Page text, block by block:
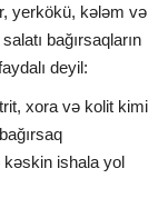
yerkökü, kələm və
bağırsaqların
deyil:
xora və kolit kimi
ishala yol